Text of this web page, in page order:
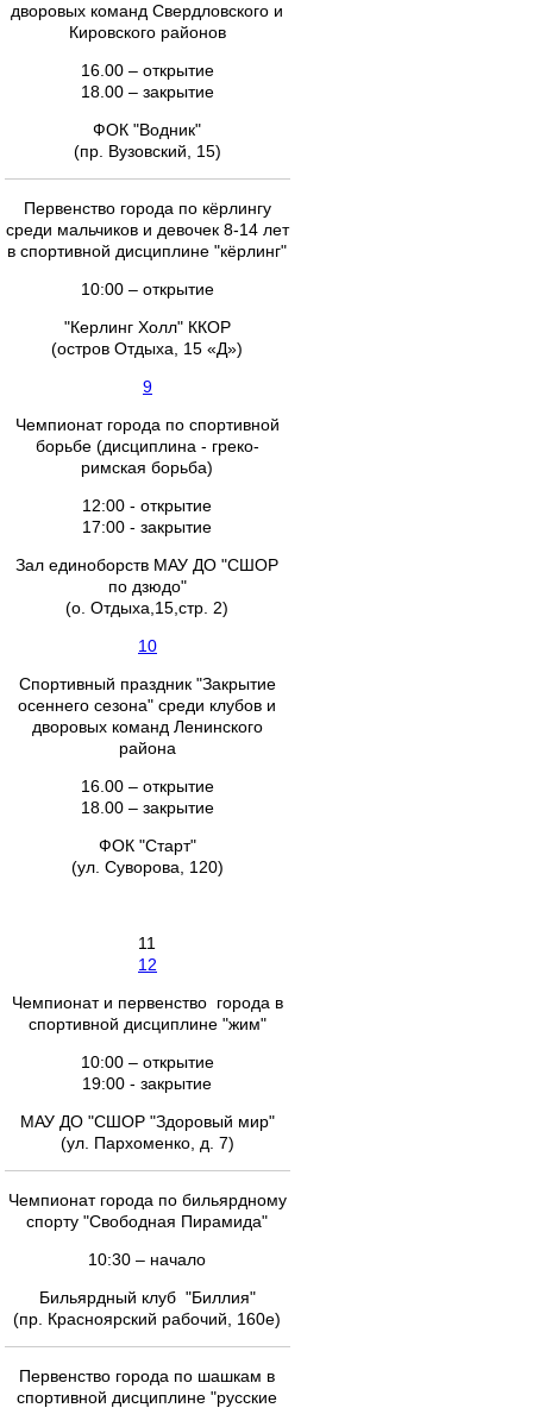
дворовых команд Свердловского и
Кировского районов
16.00 – открытие
18.00 – закрытие
ФОК "Водник"
(пр. Вузовский, 15)
Первенство города по кёрлингу
среди мальчиков и девочек 8-14 лет
в спортивной дисциплине "кёрлинг"
10:00 – открытие
"Керлинг Холл" ККОР
(остров Отдыха, 15 «Д»)
9
Чемпионат города по спортивной
борьбе (дисциплина - греко-
римская борьба)
12:00 - открытие
17:00 - закрытие
Зал единоборств МАУ ДО "СШОР
по дзюдо"
(о. Отдыха,15,стр. 2)
10
Спортивный праздник "Закрытие
осеннего сезона" среди клубов и
дворовых команд Ленинского
района
16.00 – открытие
18.00 – закрытие
ФОК "Старт"
(ул. Суворова, 120)
11
12
Чемпионат и первенство города в
спортивной дисциплине "жим"
10:00 – открытие
19:00 - закрытие
МАУ ДО "СШОР "Здоровый мир"
(ул. Пархоменко, д. 7)
Чемпионат города по бильярдному
спорту "Свободная Пирамида"
10:30 – начало
Бильярдный клуб "Биллия"
(пр. Красноярский рабочий, 160е)
Первенство города по шашкам в
спортивной дисциплине "русские